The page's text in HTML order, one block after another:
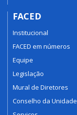
FACED
Institucional
FACED em números
Equipe
Legislação
Mural de Diretores
Conselho da Unidade